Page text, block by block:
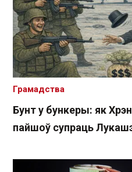
Бунт у бункеры: як
пайшоў супраць
Грамадства